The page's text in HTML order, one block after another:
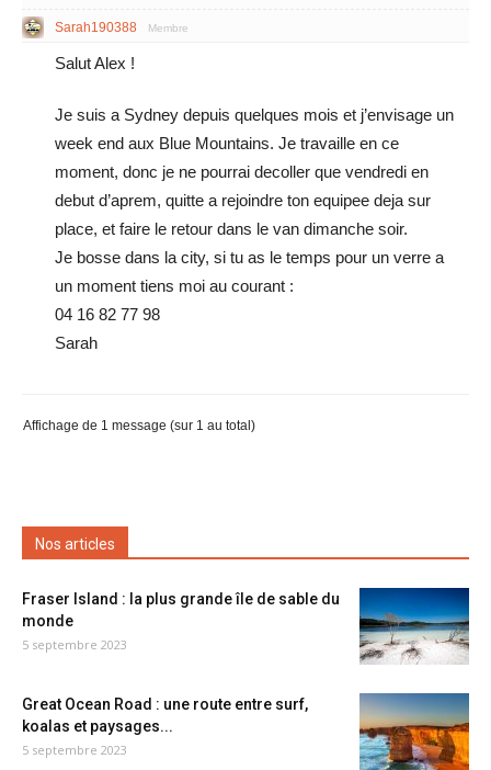
Sarah190388 Membre
Salut Alex !
Je suis a Sydney depuis quelques mois et j’envisage un
week end aux Blue Mountains. Je travaille en ce
moment, donc je ne pourrai decoller que vendredi en
debut d’aprem, quitte a rejoindre ton equipee deja sur
place, et faire le retour dans le van dimanche soir.
Je bosse dans la city, si tu as le temps pour un verre a
un moment tiens moi au courant :
04 16 82 77 98
Sarah
Affichage de 1 message (sur 1 au total)
Nos articles
Fraser Island : la plus grande île de sable du
monde
5 septembre 2023
Great Ocean Road : une route entre surf,
koalas et paysages...
5 septembre 2023